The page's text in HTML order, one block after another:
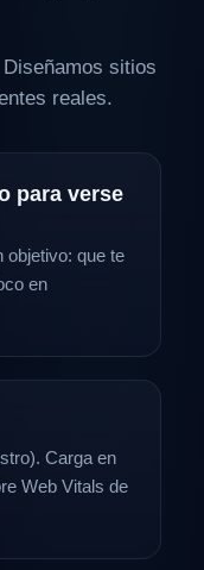
Diseñamos sitios
reales.
para verse
objetivo: que te
en
Carga en
Web Vitals de